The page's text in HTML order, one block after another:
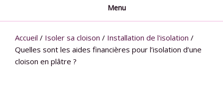
Menu
Accueil / Isoler sa cloison / Installation de l'isolation /
Quelles sont les aides financières pour l’isolation d’une
cloison en plâtre ?